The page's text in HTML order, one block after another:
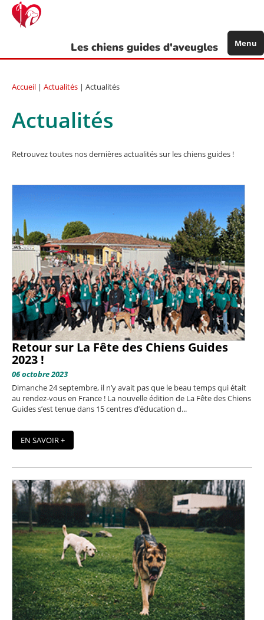
Aller
contenu
Les chiens guides d'aveugles Menu
Accueil | Actualités | Actualités
Actualités
Retrouvez toutes nos dernières actualités sur les chiens guides !
Retour sur La Fête des Chiens Guides
2023 !
06 octobre 2023
Dimanche 24 septembre, il n’y avait pas que le beau temps qui était
au rendez-vous en France ! La nouvelle édition de La Fête des Chiens
Guides s’est tenue dans 15 centres d’éducation d...
EN SAVOIR +